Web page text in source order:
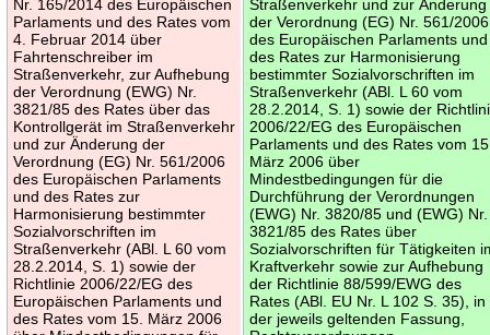
Nr. 165/2014 des Europäischen
Parlaments und des Rates vom
4. Februar 2014 über
Fahrtenschreiber im
Straßenverkehr, zur Aufhebung
der Verordnung (EWG) Nr.
3821/85 des Rates über das
Kontrollgerät im Straßenverkehr
und zur Änderung der
Verordnung (EG) Nr. 561/2006
des Europäischen Parlaments
und des Rates zur
Harmonisierung bestimmter
Sozialvorschriften im
Straßenverkehr (ABl. L 60 vom
28.2.2014, S. 1) sowie der
Richtlinie 2006/22/EG des
Europäischen Parlaments und
des Rates vom 15. März 2006
Straßenverkehr und zur Änderung
der Verordnung (EG) Nr. 561/2006
des Europäischen Parlaments und
des Rates zur Harmonisierung
bestimmter Sozialvorschriften im
Straßenverkehr (ABl. L 60 vom
28.2.2014, S. 1) sowie der
2006/22/EG des Europäischen
Parlaments und des Rates vom
März 2006 über
Mindestbedingungen für die
Durchführung der Verordnungen
(EWG) Nr. 3820/85 und (EWG) Nr.
3821/85 des Rates über
Sozialvorschriften für Tätigkeiten
Kraftverkehr sowie zur Aufhebung
der Richtlinie 88/599/EWG des
Rates (ABl. EU Nr. L 102 S. 35), in
der jeweils geltenden Fassung,